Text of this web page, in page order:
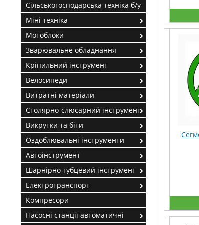
Сільськогосподарська техніка б/у
Міні техніка
Мотоблоки
Зварювальне обладнання
Кріпильний інструмент
Велосипеди
Витратні матеріали
Столярно-слюсарний інструмент
Викрутки та біти
Оздоблювальні інструменти
Автоінструмент
Шарнірно-губцевий інструмент
Електротранспорт
Компресори
Насосні станції автоматичні